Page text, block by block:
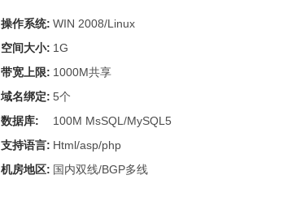
操作系统: WIN 2008/Linux
空间大小: 1G
带宽上限: 1000M共享
域名绑定: 5个
数据库:
100M MsSQL/MySQL5
支持语言: Html/asp/php
机房地区: 国内双线/BGP多线